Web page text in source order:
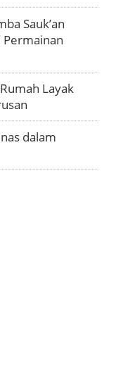
Sauk’an
Permainan
Layak
dalam